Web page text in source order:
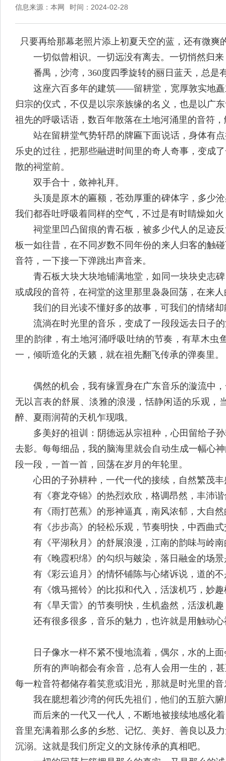
信息来源：本网 时间：2024-02-28
只要再给那幕老照片添上初夏天空的蓝，还有微爽
一切似曾相识。一切远没有离去。一切悄然归来
番禺，沙湾，360度四季旋转的丽日蓝天，总是
这座六百多年的建筑——留耕堂，宽厚敦实地矗
归宗的仪式，不仅是以宗亲族缘的名义，也是以广
祖先的呼吸话语，数百年散落在土地河涌里的音符
站在留耕堂气势轩昂的牌匾下面说话，身体有点
乐史的过往，把那些融进时间里的奇人奇事，变成
散的祠堂前。
双手合十，敛神礼拜。
头顶是原木的匾额，苍劲厚重的碑体字，多少沧
我们都吞吐呼吸着同样的空气，不过是有时睛燥如
祠堂里凹凸留痕的青石板，被多少代人的足迹反
板一如往昔，在不同岁数不同年份的来人归客的触
音符，一下接一下弹跳出声音来。
青石板大块大块地铺满地堂，如同一块块史志碑
或成段的音符，在祠堂的这里那里袅袅回荡，在来
我们的目光读不懂好多的故事，可我们的情绪却
流淌在时光里的音乐，变成了一段段远去日子的
里的韵律，有土地河涌呼吸吐纳的节奏，有草木
一，倾听造化的天籁，就在祖先翻飞传承的弹奏里。
偶然的机会，我有缘置身在广东音乐的漩流中，
无以言表的舒展、淡雅的浪漫，恬静闲适的乐观
醉、夏雨润荷的天机乍现哦。
多美好的祖训：阴德远从宗祖种，心田留给子孙
去影。每每细品，我的脑海里就会自动生成一幅心
段一段，一首一首，回荡在岁月的年轮里。
心田的子孙耕种，一代一代的接续，自然繁茂丰
有《赛龙夺锦》的热烈欢欣，格调昂然，丰沛谐
有《雨打芭蕉》的形神逼真，南风浓郁，大自然
有《步步高》的轻松乐观，节奏明快，中西曲式
有《平湖秋月》的舒展浪漫，江南的韵味与岭南
有《晚霞积绵》的勾织与皴染，落日融金的场景
有《彩云追月》的情怀铺陈与心绪诉说，道的不
有《饿马摇铃》的比拟和代入，活泼机巧，妙趣
有《旱天雷》的节奏明快，生机盎然，活泼机趣
还有很多很多，音乐的魅力，也许就是用触动心
日子像水一样不紧不慢地流着，偶尔，水的上面
所有的声响都会有余音，总有人会用一生的，甚
每一粒音符都储存着笑意或泪光，那就是时光里的
我在臆想着沙湾的何氏先祖们，他们的五脏六腑
而后来的一代又一代人，不断地被接续地感化着
音里充满着那么多的乡愁、记忆、美好、善良以及
沉溺。这就是我们所定义的文脉传承的真相吧。